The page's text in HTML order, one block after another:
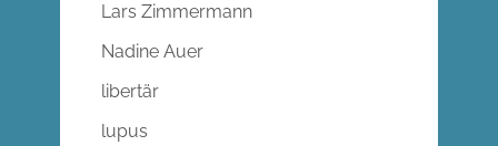
Lars Zimmermann
Nadine Auer
libertär
lupus